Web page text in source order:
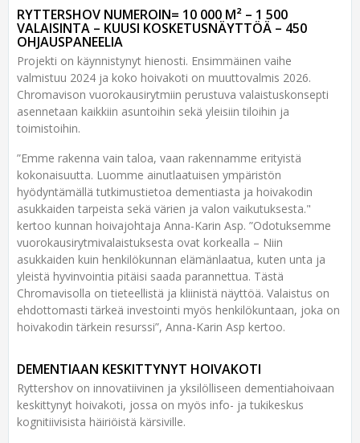
RYTTERSHOV NUMEROIN= 10 000 M² – 1 500
VALAISINTA – KUUSI KOSKETUSNÄYTTÖÄ – 450
OHJAUSPANEELIA
Projekti on käynnistynyt hienosti. Ensimmäinen vaihe
valmistuu 2024 ja koko hoivakoti on muuttovalmis 2026.
Chromavison vuorokausirytmiin perustuva valaistuskonsepti
asennetaan kaikkiin asuntoihin sekä yleisiin tiloihin ja
toimistoihin.
”Emme rakenna vain taloa, vaan rakennamme erityistä
kokonaisuutta. Luomme ainutlaatuisen ympäristön
hyödyntämällä tutkimustietoa dementiasta ja hoivakodin
asukkaiden tarpeista sekä värien ja valon vaikutuksesta."
kertoo kunnan hoivajohtaja Anna-Karin Asp. ”Odotuksemme
vuorokausirytmivalaistuksesta ovat korkealla – Niin
asukkaiden kuin henkilökunnan elämänlaatua, kuten unta ja
yleistä hyvinvointia pitäisi saada parannettua. Tästä
Chromavisolla on tieteellistä ja kliinistä näyttöä. Valaistus on
ehdottomasti tärkeä investointi myös henkilökuntaan, joka on
hoivakodin tärkein resurssi”, Anna-Karin Asp kertoo.
DEMENTIAAN KESKITTYNYT HOIVAKOTI
Ryttershov on innovatiivinen ja yksilölliseen dementiahoivaan
keskittynyt hoivakoti, jossa on myös info- ja tukikeskus
kognitiivisista häiriöistä kärsiville.